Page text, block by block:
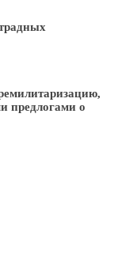
предлогами о